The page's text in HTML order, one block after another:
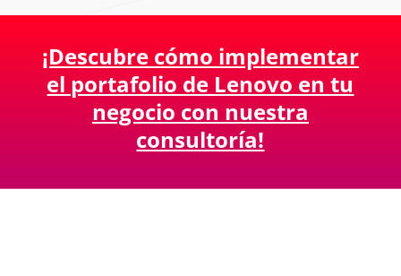
¡Descubre cómo implementar
el portafolio de Lenovo en tu
negocio con nuestra
consultoría!